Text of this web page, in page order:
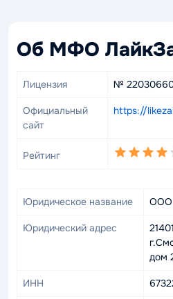
Об МФО
Лицензия №
Официальный
сайт
https://
Рейтинг
Юридическое название ООО
Юридический адрес
дом
ИНН